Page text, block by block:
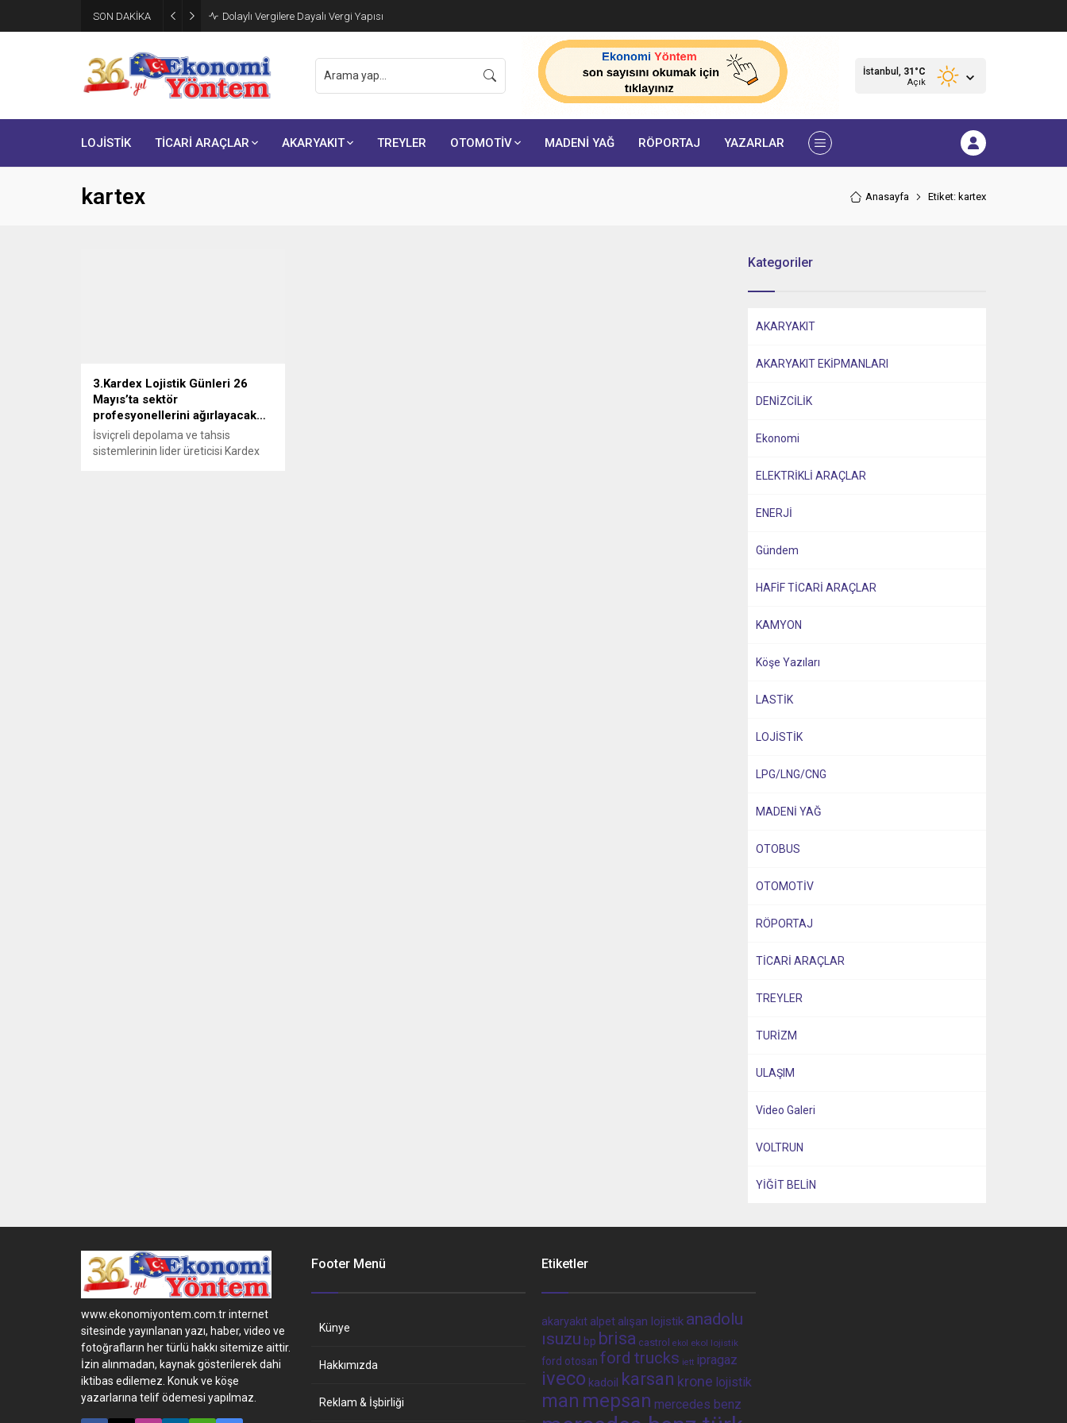
SON DAKİKA Dolaylı Vergilere Dayalı Vergi Yapısı
İstanbul, 31 °C
Açık
LOJİSTİK TİCARİ ARAÇLAR AKARYAKIT TREYLER OTOMOTİV MADENİ YAĞ RÖPORTAJ YAZARLAR
kartex Anasayfa Etiket: kartex
3.Kardex Lojistik Günleri 26
Mayıs’ta sektör
profesyonellerini ağırlayacak…
İsviçreli depolama ve tahsis
sistemlerinin lider üreticisi Kardex
Kategoriler
AKARYAKIT
AKARYAKIT EKİPMANLARI
DENİZCİLİK
Ekonomi
ELEKTRİKLİ ARAÇLAR
ENERJİ
Gündem
HAFİF TİCARİ ARAÇLAR
KAMYON
Köşe Yazıları
LASTİK
LOJİSTİK
LPG/LNG/CNG
MADENİ YAĞ
OTOBUS
OTOMOTİV
RÖPORTAJ
TİCARİ ARAÇLAR
TREYLER
TURİZM
ULAŞIM
Video Galeri
VOLTRUN
YİĞİT BELİN
www.ekonomiyontem.com.tr internet
sitesinde yayınlanan yazı, haber, video ve
fotoğrafların her türlü hakkı sitemize aittir.
İzin alınmadan, kaynak gösterilerek dahi
iktibas edilemez. Konuk ve köşe
yazarlarına telif ödemesi yapılmaz.
Footer Menü
Künye
Hakkımızda
Reklam & İşbirliği
Etiketler
akaryakıt alpet alışan lojistik anadolu
ısuzu bp brisa castrol ekol ekol lojistik
ford otosan ford trucks iett ipragaz
iveco kadoil karsan krone lojistik
man mepsan mercedes benz